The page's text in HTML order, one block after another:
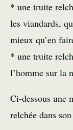
* une truite
les viandards,
mieux qu’en
* une truite
l’homme sur la
Ci-dessous une
relchée dans